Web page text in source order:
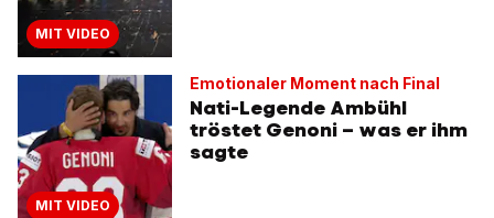
MIT VIDEO
MIT VIDEO
Emotionaler Moment nach Final
Nati-Legende Ambühl
tröstet Genoni – was er ihm
sagte